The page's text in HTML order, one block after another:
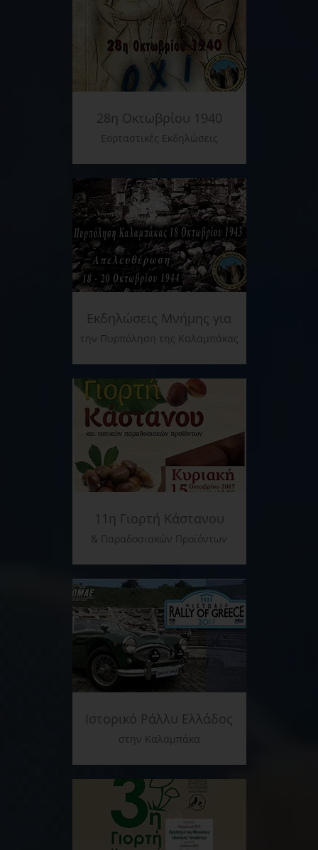
28η Οκτωβρίου 1940
Εορταστικές Εκδηλώσεις
Εκδηλώσεις Μνήμης για
την Πυρπόληση της Καλαμπάκας
11η Γιορτή Κάστανου
& Παραδοσιακών Προϊόντων
Ιστορικό Ράλλυ Ελλάδος
στην Καλαμπάκα